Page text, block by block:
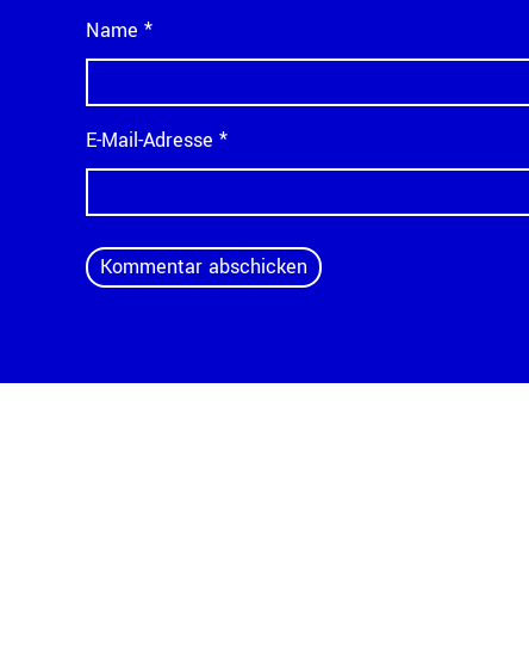
Name *
E-Mail-Adresse *